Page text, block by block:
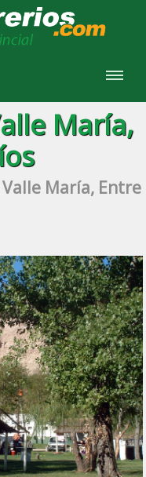
María,
María, Entre